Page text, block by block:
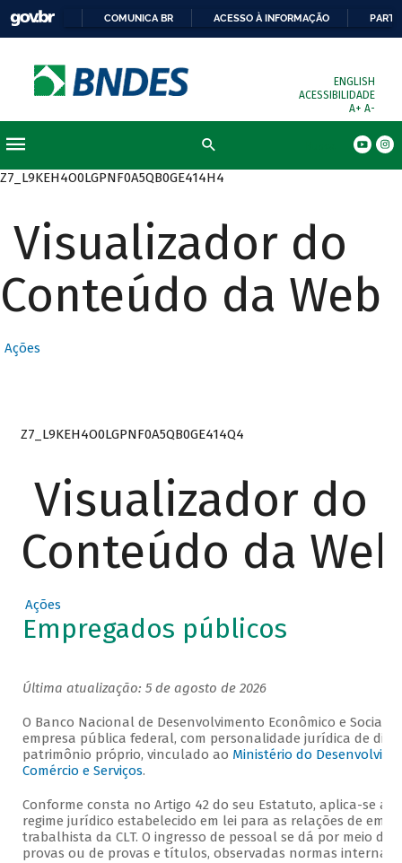
COMUNICA BR ACESSO À INFORMAÇÃO
ENGLISH
ACESSIBILIDADE
A+ A-
Z7_L9KEH4O0LGPNF0A5QB0GE414H4
Visualizador do
Conteúdo da Web
Ações
Z7_L9KEH4O0LGPNF0A5QB0GE414Q4
Visualizador do
Conteúdo da Web
Ações
Empregados públicos
Última atualização: 5 de agosto de 2026
O Banco Nacional de Desenvolvimento Econômico e Social -
empresa pública federal, com personalidade jurídica de
patrimônio próprio, vinculado ao Ministério do
Comércio e Serviços.
Conforme consta no Artigo 42 do seu Estatuto, aplica-se ao
regime jurídico estabelecido em lei para as relações de
trabalhista da CLT. O ingresso de pessoal se dá por meio de
provas ou de provas e títulos, observadas normas internas